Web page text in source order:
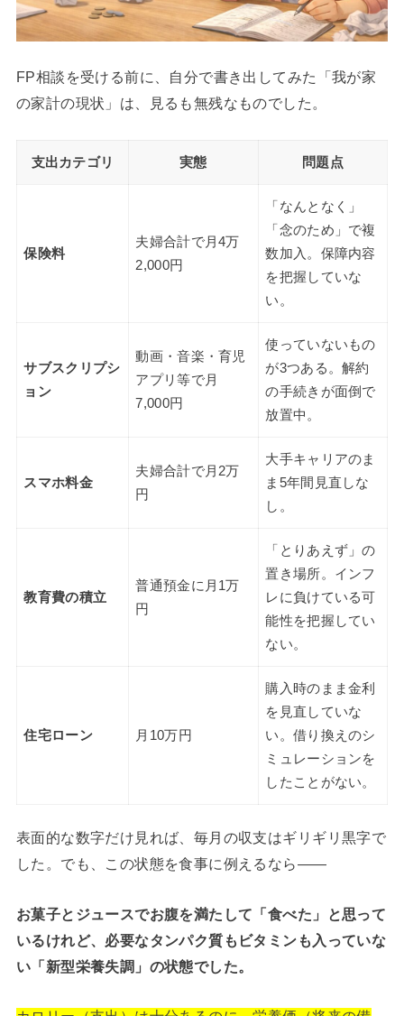
FP相談を受ける前に、自分で書き出してみた「我が家
の家計の現状」は、見るも無残なものでした。
支出カテゴリ 実態 問題点
保険料
夫婦合計で月4万
2,000円
「なんとなく」
「念のため」で複
数加入。保障内容
を把握していな
い。
サブスクリプシ
ョン
動画・音楽・育児
アプリ等で月
7,000円
使っていないもの
が3つある。解約
の手続きが面倒で
放置中。
スマホ料金
夫婦合計で月2万
円
大手キャリアのま
ま5年間見直しな
し。
教育費の積立
普通預金に月1万
円
「とりあえず」の
置き場所。インフ
レに負けている可
能性を把握してい
ない。
住宅ローン 月10万円
購入時のまま金利
を見直していな
い。借り換えのシ
ミュレーションを
したことがない。
表面的な数字だけ見れば、毎月の収支はギリギリ黒字で
した。でも、この状態を食事に例えるなら——
お菓子とジュースでお腹を満たして「食べた」と思って
いるけれど、必要なタンパク質もビタミンも入っていな
い「新型栄養失調」の状態でした。